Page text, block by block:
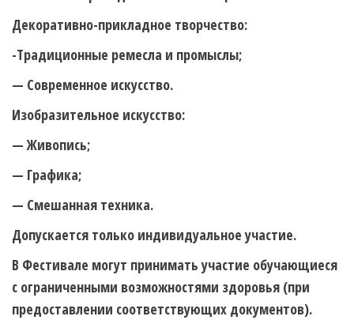
Декоративно-прикладное творчество:
-Традиционные ремесла и промыслы;
— Современное искусство.
Изобразительное искусство:
— Живопись;
— Графика;
— Смешанная техника.
Допускается только индивидуальное участие.
В Фестивале могут принимать участие обучающиеся
с ограниченными возможностями здоровья (при
предоставлении соответствующих документов).